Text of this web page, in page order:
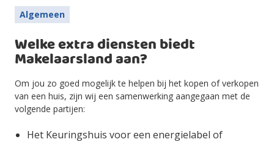
Algemeen
Welke extra diensten biedt
Makelaarsland aan?
Om jou zo goed mogelijk te helpen bij het kopen of verkopen
van een huis, zijn wij een samenwerking aangegaan met de
volgende partijen:
Het Keuringshuis voor een energielabel of